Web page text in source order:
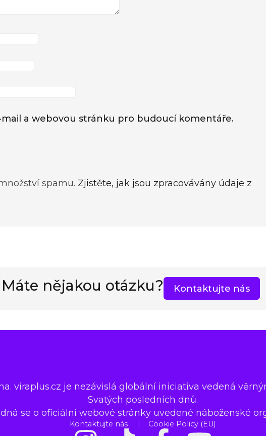
a webovou stránku pro budoucí komentáře.
spamu. Zjistěte, jak jsou zpracovávány údaje z
Máte nějakou otázku? Kontaktujte nás
viraplus.cz je nezávislá globální iniciativa vedená
Svatých posledních dnů.
se o oficiální webové stránky uvedené náboženské
Kontaktujte nás Cookie Policy (EU)